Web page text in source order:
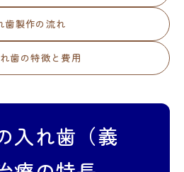
歯製作の流れ
歯の特徴と費用
入れ歯（義